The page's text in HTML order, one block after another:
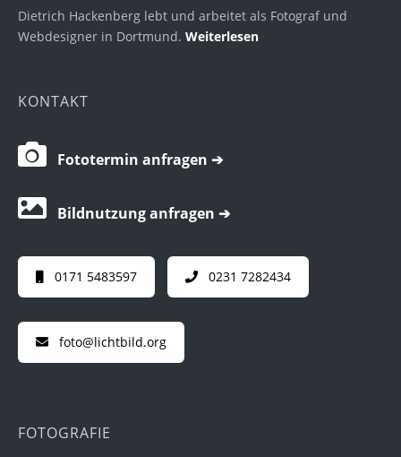
Dietrich Hackenberg lebt und arbeitet als Fotograf und
Webdesigner in Dortmund. Weiterlesen
KONTAKT
Fototermin anfragen ➔
Bildnutzung anfragen ➔
0171 5483597 0231 7282434
foto@lichtbild.org
FOTOGRAFIE